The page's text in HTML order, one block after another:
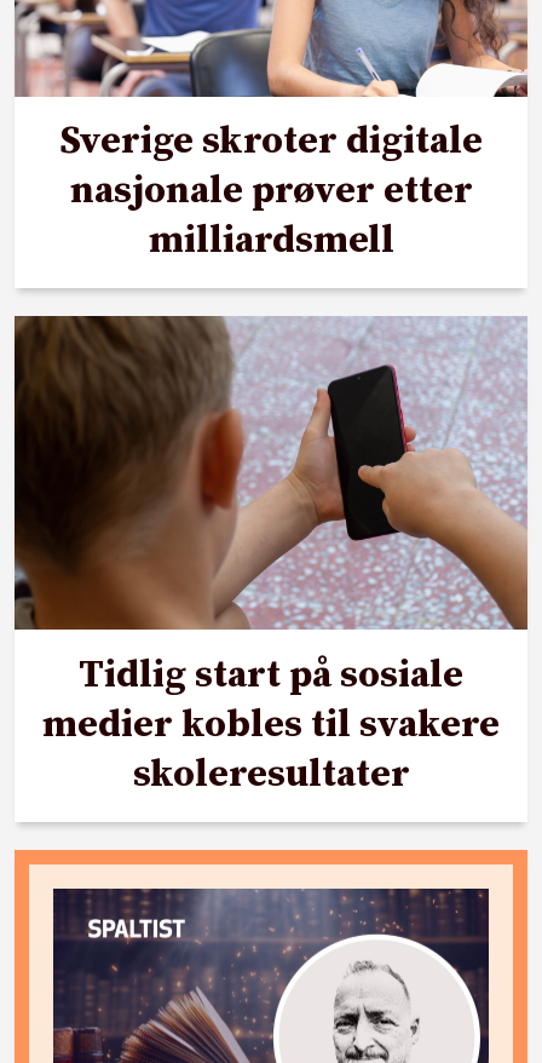
Sverige skroter digitale
nasjonale prøver etter
milliardsmell
Tidlig start på sosiale
medier kobles til svakere
skoleresultater